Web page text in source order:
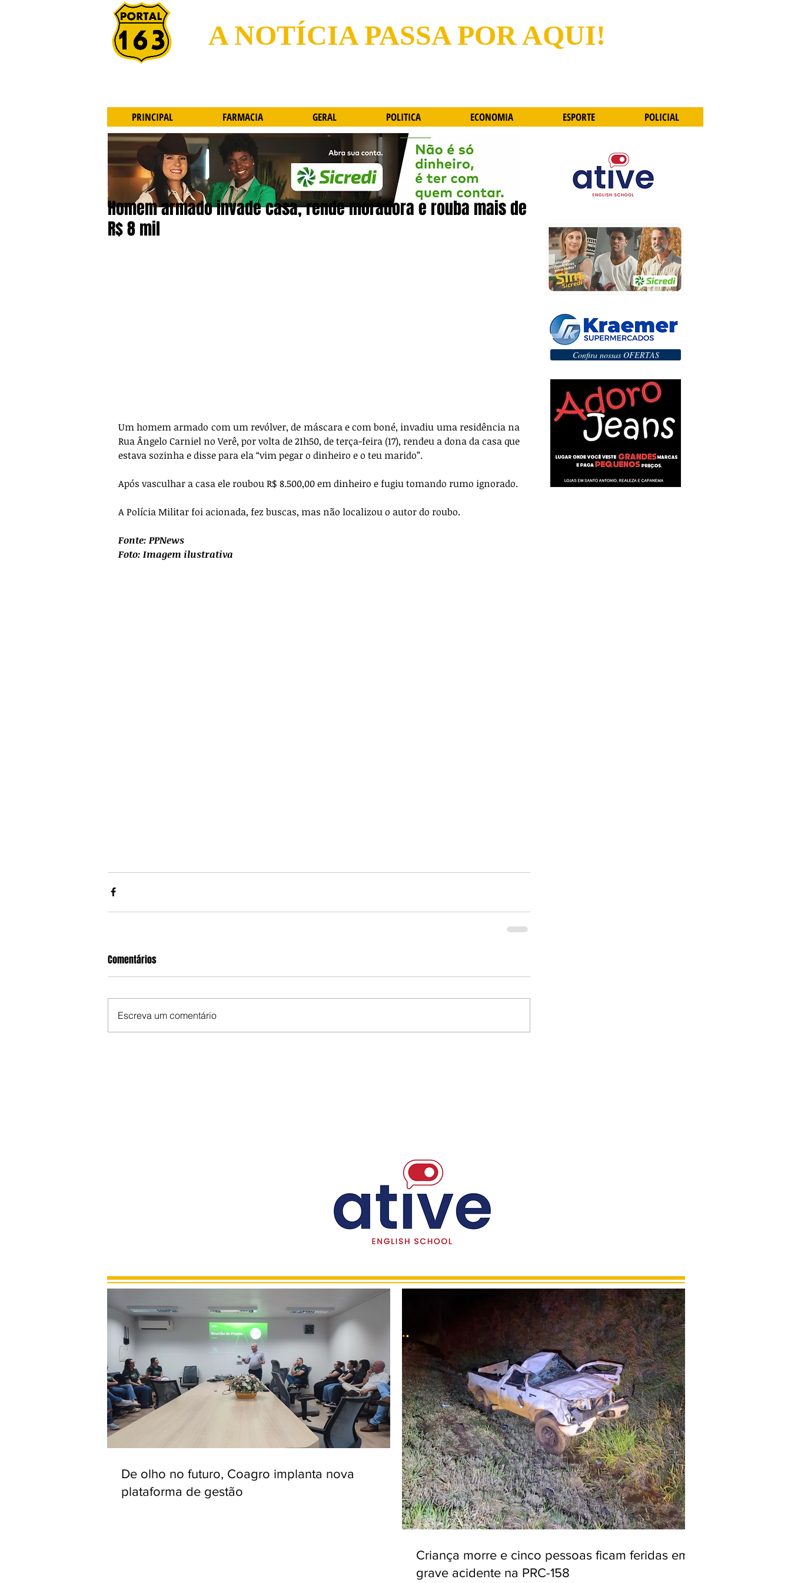
A NOTÍCIA PASSA POR AQUI!
Homem armado invade casa, rende moradora e rouba mais de
R$ 8 mil
Um homem armado com um revólver, de máscara e com boné, invadiu uma residência na
Rua Ângelo Carniel no Verê, por volta de 21h50, de terça-feira (17), rendeu a dona da casa que
estava sozinha e disse para ela “vim pegar o dinheiro e o teu marido”.
Após vasculhar a casa ele roubou R$ 8.500,00 em dinheiro e fugiu tomando rumo ignorado.
A Polícia Militar foi acionada, fez buscas, mas não localizou o autor do roubo.
Fonte: PPNews
Foto: Imagem ilustrativa
Comentários
Escreva um comentário
Confira nossas OFERTAS
De olho no futuro, Coagro implanta nova
plataforma de gestão
Criança morre e cinco pessoas ficam feridas em
grave acidente na PRC-158
PRINCIPAL FARMACIA GERAL POLITICA ECONOMIA ESPORTE POLICIAL